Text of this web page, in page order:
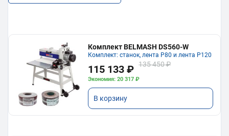
Комплект BELMASH DS560-W
Комплект: станок, лента P80 и лента P120
115 133 ₽ 135 450 ₽
Экономия: 20 317 ₽
В корзину